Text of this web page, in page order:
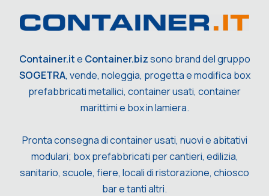
Container.ite Container.bizsono brand del gruppo
SOGETRA, vende, noleggia, progetta e modifica box
prefabbricati metallici, container usati, container
marittimi e box in lamiera.
Pronta consegna di container usati, nuovi e abitativi
modulari; box prefabbricati per cantieri, edilizia,
sanitario, scuole, fiere, locali di ristorazione, chiosco
bar e tanti altri.